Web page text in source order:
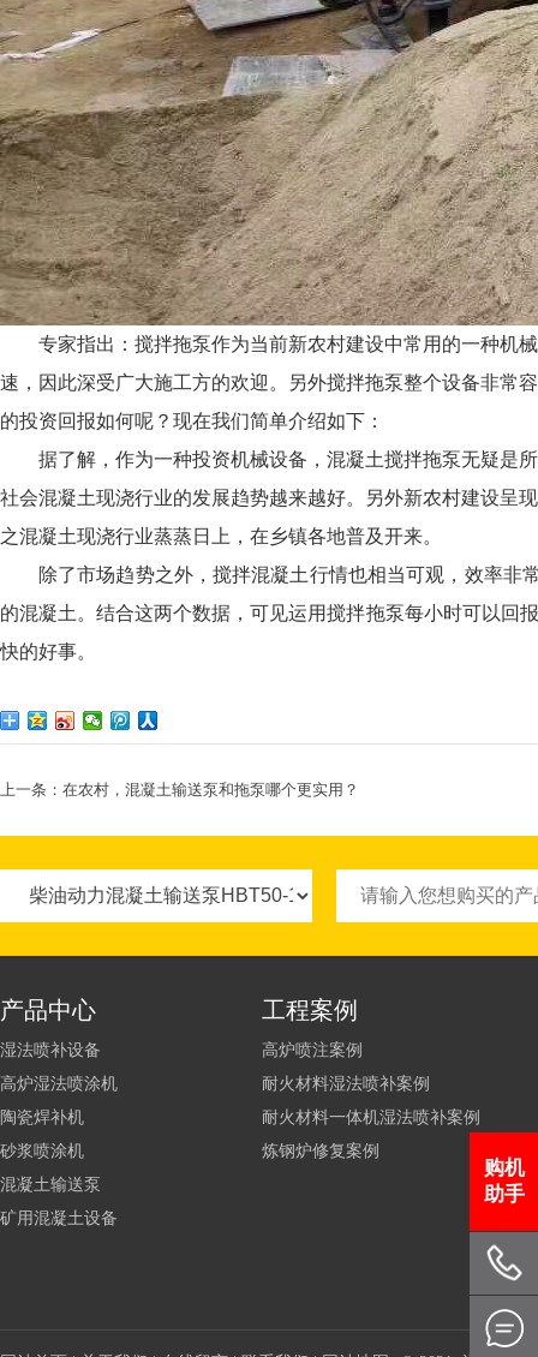
专家指出：搅拌拖泵作为当前新农村建设中常用的一种机
速，因此深受广大施工方的欢迎。另外搅拌拖泵整个设备非常
的投资回报如何呢？现在我们简单介绍如下：
据了解，作为一种投资机械设备，混凝土搅拌拖泵无疑是
社会混凝土现浇行业的发展趋势越来越好。另外新农村建设呈
之混凝土现浇行业蒸蒸日上，在乡镇各地普及开来。
除了市场趋势之外，搅拌混凝土行情也相当可观，效率
的混凝土。结合这两个数据，可见运用搅拌拖泵每小时可以回
快的好事。
上一条： 在农村，混凝土输送泵和拖泵哪个更实用？
产品中心
湿法喷补设备
高炉湿法喷涂机
陶瓷焊补机
砂浆喷涂机
混凝土输送泵
矿用混凝土设备
工程案例
高炉喷注案例
耐火材料湿法喷补案例
耐火材料一体机湿法喷补案例
炼钢炉修复案例
购机
助手